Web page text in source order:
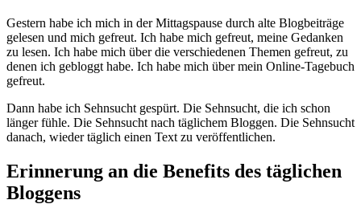
Gestern habe ich mich in der Mittagspause durch alte Blogbeiträge
gelesen und mich gefreut. Ich habe mich gefreut, meine Gedanken
zu lesen. Ich habe mich über die verschiedenen Themen gefreut, zu
denen ich gebloggt habe. Ich habe mich über mein Online-Tagebuch
gefreut.
Dann habe ich Sehnsucht gespürt. Die Sehnsucht, die ich schon
länger fühle. Die Sehnsucht nach täglichem Bloggen. Die Sehnsucht
danach, wieder täglich einen Text zu veröffentlichen.
Erinnerung an die Benefits des täglichen
Bloggens